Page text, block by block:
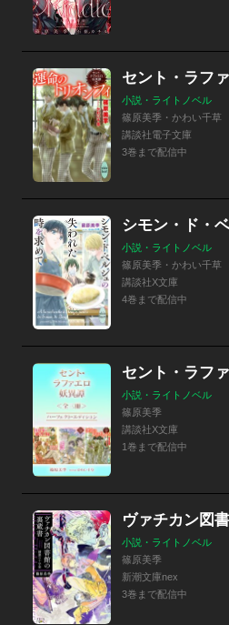
セント・ラフ
小説・ライトノベル
篠原美季・かわい千草
講談社電子文庫
3巻まで配信中
シモン・ド・
小説・ライトノベル
篠原美季・かわい千草
講談社X文庫
4巻まで配信中
小説・ライトノベル
篠原美季
講談社X文庫
1巻まで配信中
ヴァチカン図
小説・ライトノベル
篠原美季
新潮文庫nex
3巻まで配信中